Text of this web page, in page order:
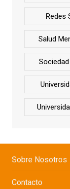
Redes
Salud
Sociedad
Sobre Nosotros
Contacto